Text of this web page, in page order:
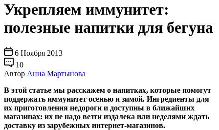
Укрепляем иммунитет:
полезные напитки для бегуна
6 Ноября 2013
10
Автор Анна Мартынова
В этой статье мы расскажем о напитках, которые помогут
поддержать иммунитет осенью и зимой. Ингредиенты для
их приготовления недороги и доступны в ближайших
магазинах: их не надо везти издалека или неделями ждать
доставку из зарубежных интернет-магазинов.